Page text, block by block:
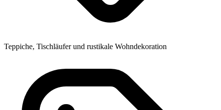
Teppiche, Tischläufer und rustikale Wohndekoration